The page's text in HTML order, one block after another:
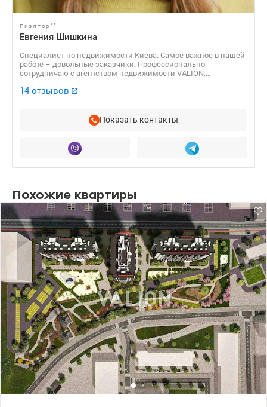
Риэлтор **
Евгения Шишкина
Специалист по недвижимости Киева. Самое важное в нашей
работе – довольные заказчики. Профессионально
сотрудничаю с агентством недвижимости VALION.
Приглашаю Вас к сотрудничеству – Вы почувствуете
14 отзывов
Показать контакты
Похожие квартиры